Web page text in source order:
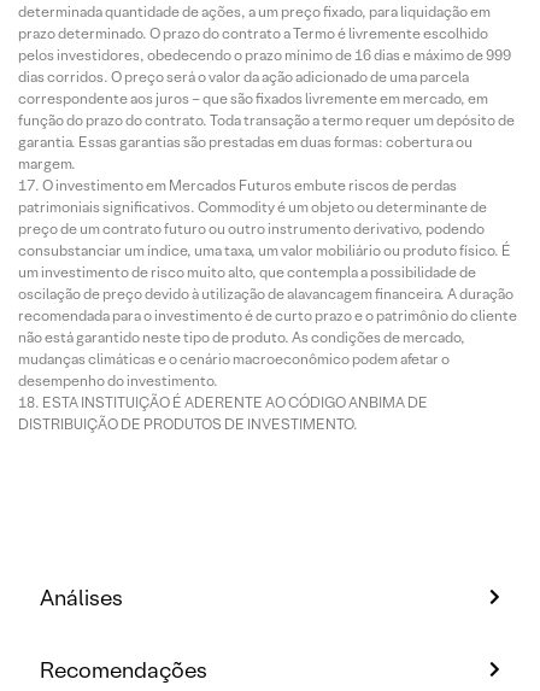
determinada quantidade de ações, a um preço fixado, para liquidação em
prazo determinado. O prazo do contrato a Termo é livremente escolhido
pelos investidores, obedecendo o prazo mínimo de 16 dias e máximo de 999
dias corridos. O preço será o valor da ação adicionado de uma parcela
correspondente aos juros – que são fixados livremente em mercado, em
função do prazo do contrato. Toda transação a termo requer um depósito de
garantia. Essas garantias são prestadas em duas formas: cobertura ou
margem.
O investimento em Mercados Futuros embute riscos de perdas
patrimoniais significativos. Commodity é um objeto ou determinante de
preço de um contrato futuro ou outro instrumento derivativo, podendo
consubstanciar um índice, uma taxa, um valor mobiliário ou produto físico. É
um investimento de risco muito alto, que contempla a possibilidade de
oscilação de preço devido à utilização de alavancagem financeira. A duração
recomendada para o investimento é de curto prazo e o patrimônio do cliente
não está garantido neste tipo de produto. As condições de mercado,
mudanças climáticas e o cenário macroeconômico podem afetar o
desempenho do investimento.
ESTA INSTITUIÇÃO É ADERENTE AO CÓDIGO ANBIMA DE
DISTRIBUIÇÃO DE PRODUTOS DE INVESTIMENTO.
Análises
Recomendações